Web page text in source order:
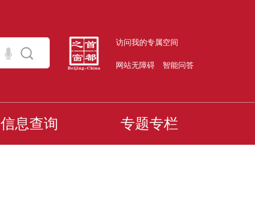
访问我的专属空间
网站无障碍 智能问答
信息查询 专题专栏